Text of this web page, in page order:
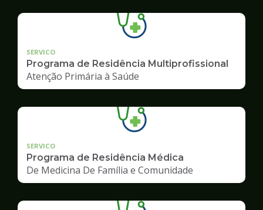
SERVICO
Programa de Residência Multiprofissional
Atenção Primária à Saúde
SERVICO
Programa de Residência Médica
De Medicina De Família e Comunidade